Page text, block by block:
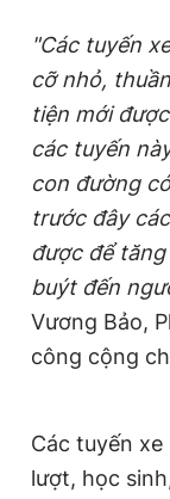
"Các tuyến
cỡ nhỏ,
tiện mới
các tuyến
con đường
trước đây
được để
buýt đến
Vương Bảo,
công cộng
Các tuyến
lượt, học